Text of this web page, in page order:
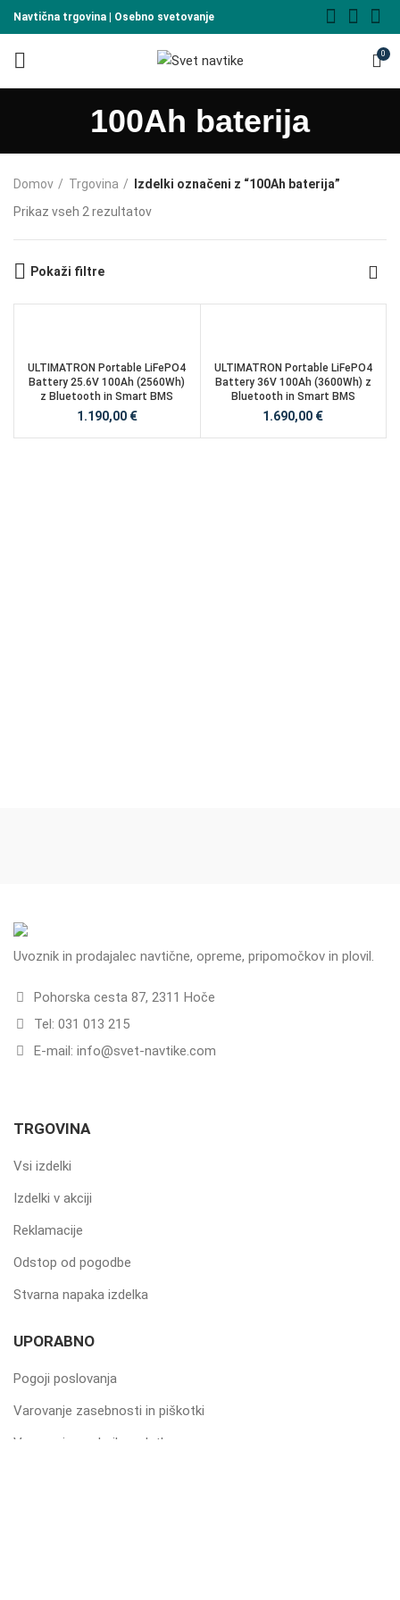
Navtična trgovina | Osebno svetovanje
0
100Ah baterija
Domov Trgovina
Izdelki označeni z “100Ah baterija”
Prikaz vseh 2 rezultatov
Pokaži filtre
ULTIMATRON Portable LiFePO4
Battery 25.6V 100Ah (2560Wh)
z Bluetooth in Smart BMS
1.190,00 €
ULTIMATRON Portable LiFePO4
Battery 36V 100Ah (3600Wh) z
Bluetooth in Smart BMS
1.690,00 €
Uvoznik in prodajalec navtične, opreme, pripomočkov in plovil.
Pohorska cesta 87, 2311 Hoče
Tel: 031 013 215
E-mail: info@svet-navtike.com
TRGOVINA
Vsi izdelki
Izdelki v akciji
Reklamacije
Odstop od pogodbe
Stvarna napaka izdelka
UPORABNO
Pogoji poslovanja
Varovanje zasebnosti in piškotki
Varovanje osebnih podatkov